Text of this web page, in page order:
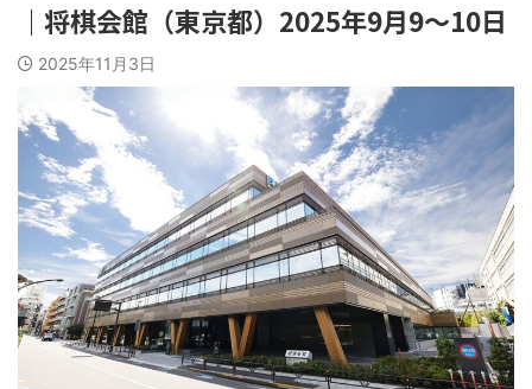
｜将棋会館（東京都）2025年9月9～10日
2025年11月3日